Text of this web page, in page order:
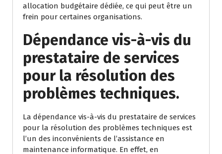
allocation budgétaire dédiée, ce qui peut être un
frein pour certaines organisations.
Dépendance vis-à-vis du
prestataire de services
pour la résolution des
problèmes techniques.
La dépendance vis-à-vis du prestataire de services
pour la résolution des problèmes techniques est
l’un des inconvénients de l’assistance en
maintenance informatique. En effet, en